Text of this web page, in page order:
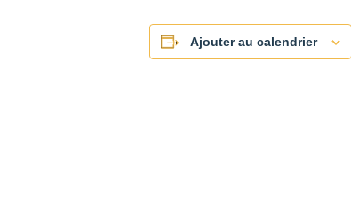
Ajouter au calendrier